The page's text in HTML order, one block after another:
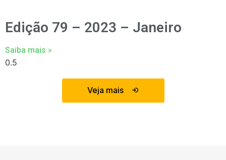
Edição 79 – 2023 – Janeiro
Saiba mais »
Veja mais